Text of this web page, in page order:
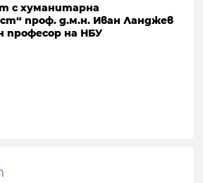
с хуманитарна
проф. д.м.н. Иван Ланджев
професор на НБУ